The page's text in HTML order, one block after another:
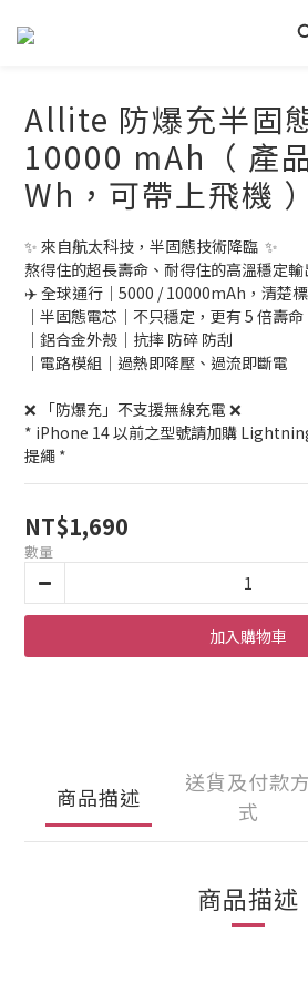
Allite 防爆充半固
10000 mAh（ 產
Wh，可帶上飛機 ）
✨ 來自航太科技，半固態技術降臨 ​ ✨
熬得住的超長壽命、耐得住的高溫穩定輸
​✈️ 全球通行｜5000 / 10000mAh，清楚
｜半固態電芯｜不只穩定，更有 5 倍壽命
｜鋁合金外殼｜抗摔 防碎 防刮
｜電路模組｜過熱即降壓、過流即斷電
❌ 「防爆充」不支援無線充電 ❌
* iPhone 14 以前之型號請加購
提繩 *
NT$1,690
數量
加入購物車
商品描述
送貨及付款方
式
商品描述